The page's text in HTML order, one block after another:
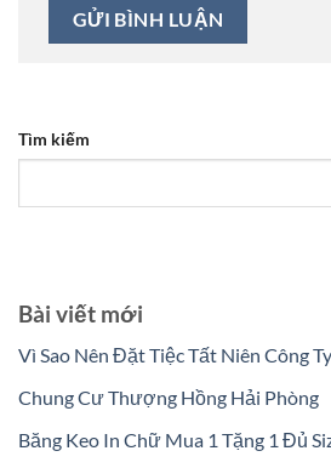
Tìm kiếm
Bài viết mới
Vì Sao Nên Đặt Tiệc Tất Niên Công
Chung Cư Thượng Hồng Hải Phòng
Băng Keo In Chữ Mua 1 Tặng 1 Đủ